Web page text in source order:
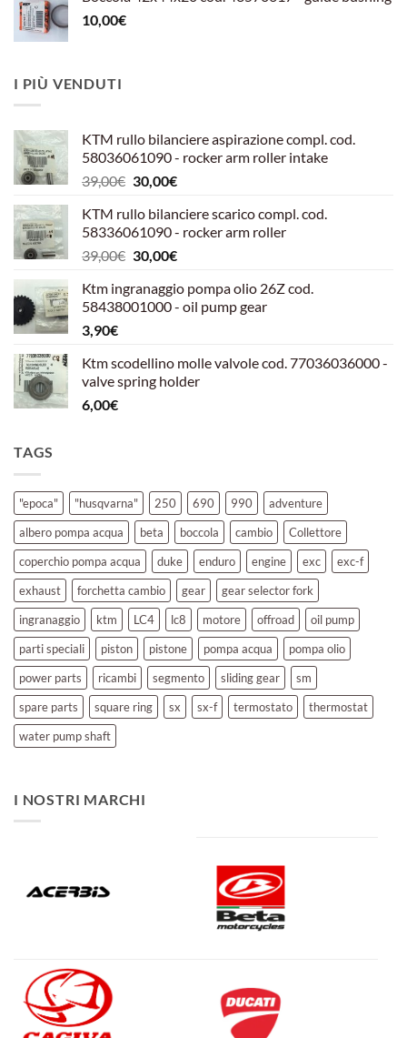
10,00€
I PIÙ VENDUTI
KTM rullo bilanciere aspirazione compl. cod.
58036061090 - rocker arm roller intake
39,00€ Il
originale
era:
39,00€.
30,00€Il
attuale
è:
30,00€.
KTM rullo bilanciere scarico compl. cod.
58336061090 - rocker arm roller
39,00€ Il
originale
era:
30,00€Il
attuale
è:
Ktm ingranaggio pompa olio 26Z cod.
58438001000 - oil pump gear
3,90€
Ktm scodellino molle valvole cod. 77036036000 -
valve spring holder
6,00€
TAGS
"epoca" "husqvarna" 250 690 990
adventure
albero pompa acqua
beta boccola cambio
Collettore
coperchio pompa acqua
duke enduro engine exc
exc-f
exhaust
forchetta cambio gear
gear selector fork
ingranaggio
ktm LC4 lc8 motore offroad
oil pump
parti speciali
piston pistone pompa acqua
pompa olio
power parts
ricambi segmento sliding gear
sm
spare parts
square ring sx sx-f termostato
thermostat
water pump shaft
I NOSTRI MARCHI